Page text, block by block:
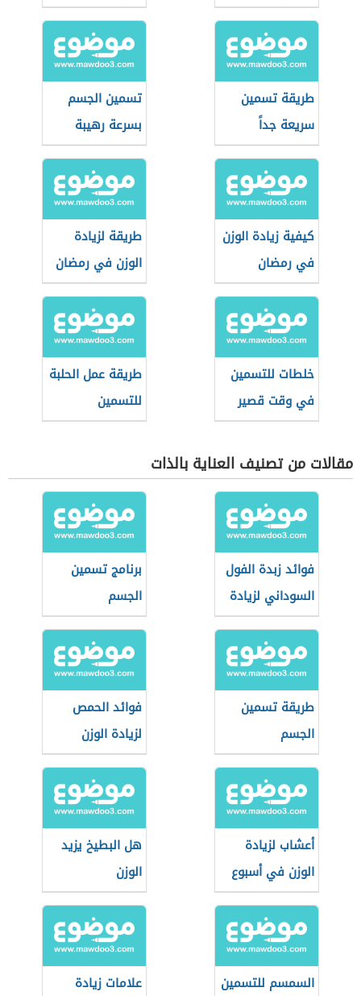
طريقة تسمين
سريعة جداً
تسمين الجسم
بسرعة رهيبة
كيفية زيادة الوزن
في رمضان
طريقة لزيادة
الوزن في رمضان
خلطات للتسمين
في وقت قصير
طريقة عمل الحلبة
للتسمين
مقالات من تصنيف العناية بالذات
فوائد زبدة الفول
السوداني لزيادة
الوزن
برنامج تسمين
الجسم
طريقة تسمين
الجسم
فوائد الحمص
لزيادة الوزن
أعشاب لزيادة
الوزن في أسبوع
هل البطيخ يزيد
الوزن
السمسم للتسمين
علامات زيادة